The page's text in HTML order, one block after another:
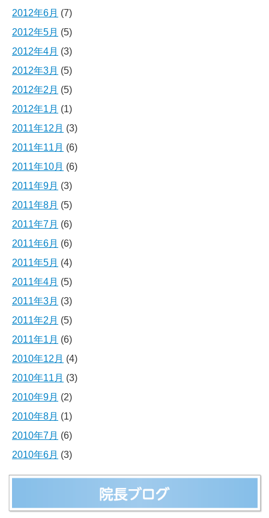
2012年6月 (7)
2012年5月 (5)
2012年4月 (3)
2012年3月 (5)
2012年2月 (5)
2012年1月 (1)
2011年12月 (3)
2011年11月 (6)
2011年10月 (6)
2011年9月 (3)
2011年8月 (5)
2011年7月 (6)
2011年6月 (6)
2011年5月 (4)
2011年4月 (5)
2011年3月 (3)
2011年2月 (5)
2011年1月 (6)
2010年12月 (4)
2010年11月 (3)
2010年9月 (2)
2010年8月 (1)
2010年7月 (6)
2010年6月 (3)